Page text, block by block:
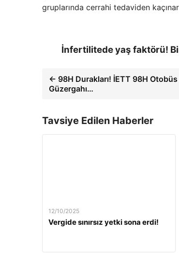
gruplarında cerrahi tedaviden
İnfertilitede yaş faktörü! Bir
← 98H Durakları! İETT 98H
Güzergahı…
Tavsiye Edilen Haberler
12/10/2025
Vergide sınırsız yetki sona erdi!